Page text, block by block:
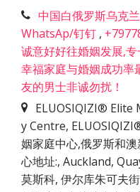
中国白俄罗斯乌克
WhatsAp/钉钉 ,
诚意好好往婚姻发展,
幸福家庭与婚姻成功率
友的男士非诚勿扰！
ELUOSIQIZI® Elite
y Centre,
姻家庭中心,俄罗斯和
心地址:, Auckland,
莫斯科, 伊尔库朱可夫